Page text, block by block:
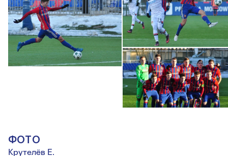
ФОТО
Крутелёв Е.